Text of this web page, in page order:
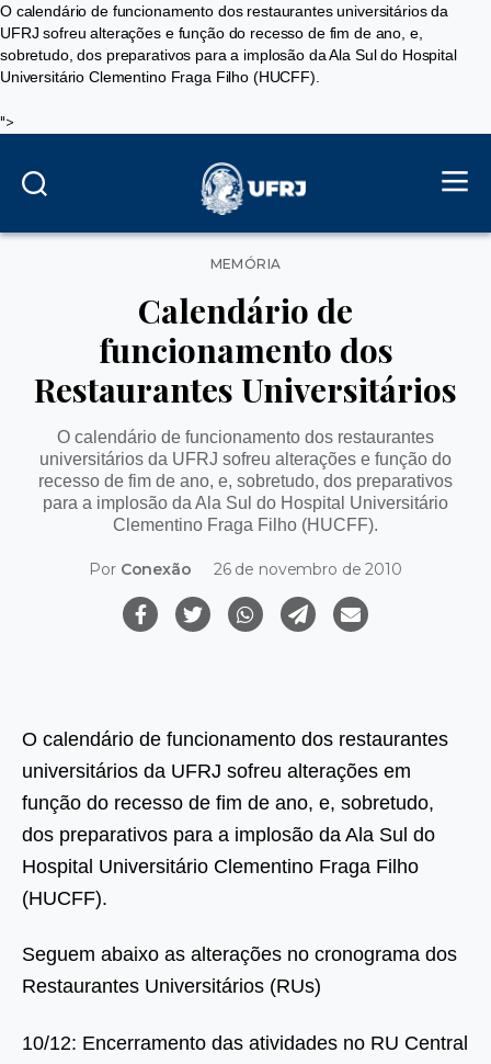
O calendário de funcionamento dos restaurantes universitários da
UFRJ sofreu alterações e função do recesso de fim de ano, e,
sobretudo, dos preparativos para a implosão da Ala Sul do Hospital
Universitário Clementino Fraga Filho (HUCFF).
">
Categorias
MEMÓRIA
Calendário de
funcionamento dos
Restaurantes Universitários
O calendário de funcionamento dos restaurantes
universitários da UFRJ sofreu alterações e função do
recesso de fim de ano, e, sobretudo, dos preparativos
para a implosão da Ala Sul do Hospital Universitário
Clementino Fraga Filho (HUCFF).
Por Conexão 26 de novembro de 2010
O calendário de funcionamento dos restaurantes
universitários da UFRJ sofreu alterações em
função do recesso de fim de ano, e, sobretudo,
dos preparativos para a implosão da Ala Sul do
Hospital Universitário Clementino Fraga Filho
(HUCFF).
Seguem abaixo as alterações no cronograma dos
Restaurantes Universitários (RUs)
10/12: Encerramento das atividades no RU Central